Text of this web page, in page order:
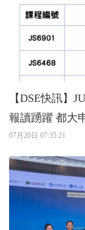
【DSE快訊】
報讀踴躍 都大
07月20日 07:35:21